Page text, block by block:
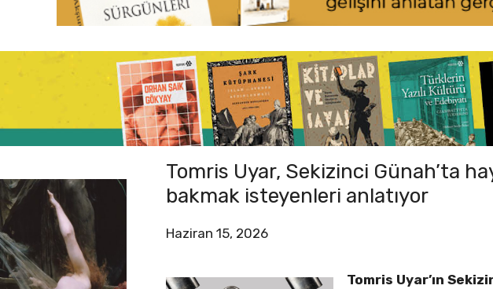
Tomris Uyar, Sekizinci Günah’ta
bakmak isteyenleri anlatıyor
Haziran 15, 2026
Tomris Uyar’ın